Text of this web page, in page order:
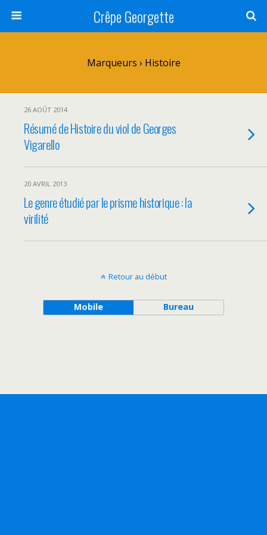
Crêpe Georgette
Marqueurs › Histoire
26 AOÛT 2014
Résumé de Histoire du viol de Georges
Vigarello
20 AVRIL 2013
Le genre étudié par le prisme historique : la
virilité
Retour au début
Mobile Bureau